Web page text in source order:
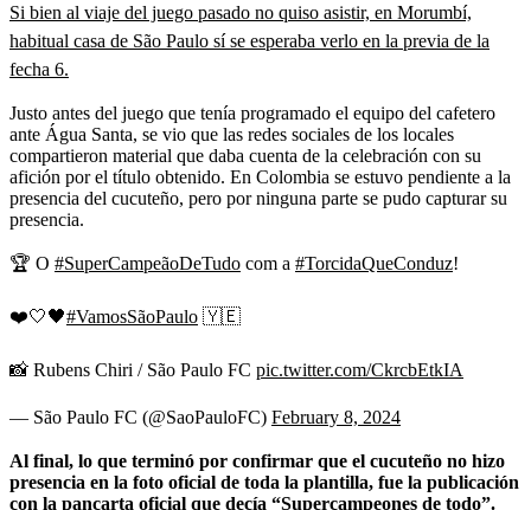
Si bien al viaje del juego pasado no quiso asistir, en Morumbí,
habitual casa de São Paulo sí se esperaba verlo en la previa de la
fecha 6.
Justo antes del juego que tenía programado el equipo del cafetero
ante Água Santa, se vio que las redes sociales de los locales
compartieron material que daba cuenta de la celebración con su
afición por el título obtenido. En Colombia se estuvo pendiente a la
presencia del cucuteño, pero por ninguna parte se pudo capturar su
presencia.
🏆 O #SuperCampeãoDeTudo com a #TorcidaQueConduz!
❤️🤍🖤#VamosSãoPaulo 🇾🇪
📸 Rubens Chiri / São Paulo FC pic.twitter.com/CkrcbEtkIA
— São Paulo FC (@SaoPauloFC) February 8, 2024
Al final, lo que terminó por confirmar que el cucuteño no hizo
presencia en la foto oficial de toda la plantilla, fue la publicación
con la pancarta oficial que decía “Supercampeones de todo”.